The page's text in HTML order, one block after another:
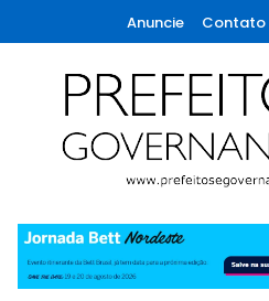
To
Content
Anuncie Contato
Prefeitos &